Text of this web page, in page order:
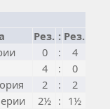
Рез. : Рез.
0 :
4
4 :
0
2 :
2
2½ : 1½